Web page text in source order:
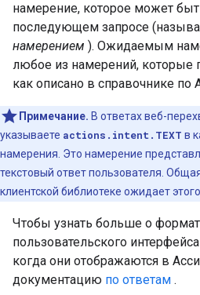
намерение, которое может
последующем запросе
намерением ). Ожидаемым
любое из намерений,
как описано в справочнике по
Примечание. В ответах веб-
указываете actions.intent.TEXT в
намерения. Это намерение
текстовый ответ пользователя.
клиентской библиотеке ожидает
Чтобы узнать больше о
пользовательского
когда они отображаются в
документацию по ответам .